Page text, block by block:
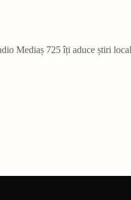
Mediaș 725 îți aduce știri